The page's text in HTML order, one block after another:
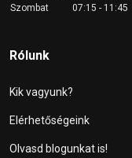
Szombat
07:15 - 11:45
Rólunk
Kik vagyunk?
Elérhetőségeink
Olvasd blogunkat is!